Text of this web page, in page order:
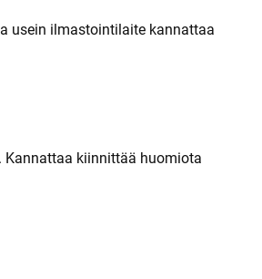
usein ilmastointilaite kannattaa
Kannattaa kiinnittää huomiota